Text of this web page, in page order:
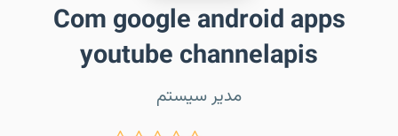
Com google android apps
youtube channelapis
مدیر سیستم